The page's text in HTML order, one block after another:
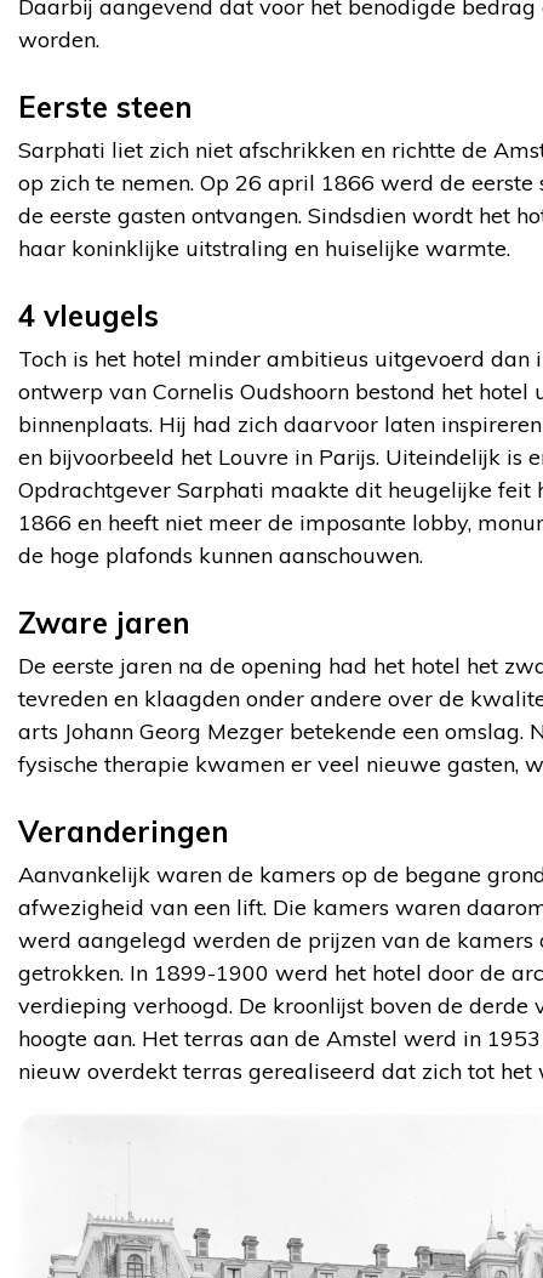
Daarbij aangevend dat voor het benodigde
worden.
Eerste steen
Sarphati liet zich niet afschrikken en richtte de
op zich te nemen. Op 26 april 1866 werd de
de eerste gasten ontvangen. Sindsdien wordt het
haar koninklijke uitstraling en huiselijke warmte.
4 vleugels
Toch is het hotel minder ambitieus uitgevoerd dan
ontwerp van Cornelis Oudshoorn bestond het
binnenplaats. Hij had zich daarvoor laten
en bijvoorbeeld het Louvre in Parijs. Uiteindelijk is
Opdrachtgever Sarphati maakte dit heugelijke feit
1866 en heeft niet meer de imposante lobby,
de hoge plafonds kunnen aanschouwen.
Zware jaren
De eerste jaren na de opening had het hotel het
tevreden en klaagden onder andere over de
arts Johann Georg Mezger betekende een
fysische therapie kwamen er veel nieuwe gasten,
Veranderingen
Aanvankelijk waren de kamers op de begane
afwezigheid van een lift. Die kamers waren
werd aangelegd werden de prijzen van de
getrokken. In 1899-1900 werd het hotel door de
verdieping verhoogd. De kroonlijst boven de
hoogte aan. Het terras aan de Amstel werd in
nieuw overdekt terras gerealiseerd dat zich tot het